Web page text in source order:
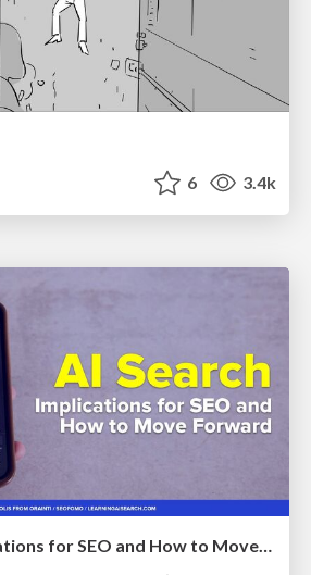
6 3.4k
AI Search: Implications for SEO and How to Move Forward - #ShenzhenSEOConference